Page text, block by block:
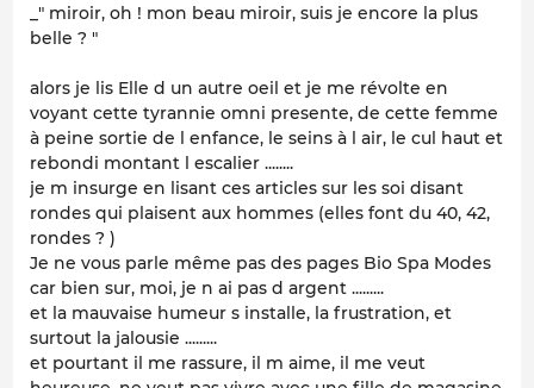
_" miroir, oh ! mon beau miroir, suis je encore la plus
belle ? "
alors je lis Elle d un autre oeil et je me révolte en
voyant cette tyrannie omni presente, de cette femme
à peine sortie de l enfance, le seins à l air, le cul haut et
rebondi montant l escalier ........
je m insurge en lisant ces articles sur les soi disant
rondes qui plaisent aux hommes (elles font du 40, 42,
rondes ? )
Je ne vous parle même pas des pages Bio Spa Modes
car bien sur, moi, je n ai pas d argent .........
et la mauvaise humeur s installe, la frustration, et
surtout la jalousie .........
et pourtant il me rassure, il m aime, il me veut